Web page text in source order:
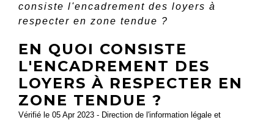
consiste l'encadrement des loyers à
respecter en zone tendue ?
EN QUOI CONSISTE
L'ENCADREMENT DES
LOYERS À RESPECTER EN
ZONE TENDUE ?
Vérifié le 05 Apr 2023 - Direction de l'information légale et